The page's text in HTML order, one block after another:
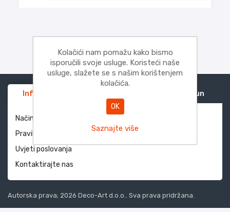
Informacije Moj račun
Način dostave i povrati
Pravila privatnosti
Uvjeti poslovanja
Kontaktirajte nas
Autorska prava; 2026 Deco-Art d.o.o.. Sva prava pridržana.
Kolačići nam pomažu kako bismo
isporučili svoje usluge. Koristeći naše
usluge, slažete se s našim korištenjem
kolačića.
OK
Saznajte više